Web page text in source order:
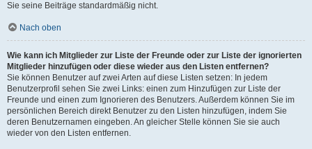
Sie seine Beiträge standardmäßig nicht.
Nach oben
Wie kann ich Mitglieder zur Liste der Freunde oder zur Liste der ignorierten
Mitglieder hinzufügen oder diese wieder aus den Listen entfernen?
Sie können Benutzer auf zwei Arten auf diese Listen setzen: In jedem
Benutzerprofil sehen Sie zwei Links: einen zum Hinzufügen zur Liste der
Freunde und einen zum Ignorieren des Benutzers. Außerdem können Sie im
persönlichen Bereich direkt Benutzer zu den Listen hinzufügen, indem Sie
deren Benutzernamen eingeben. An gleicher Stelle können Sie sie auch
wieder von den Listen entfernen.